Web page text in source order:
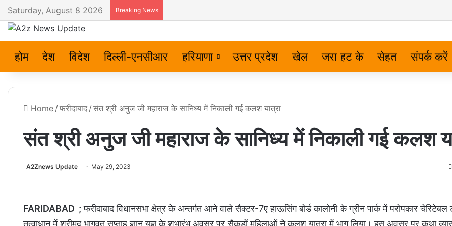
Saturday, August 8 2026 Breaking News
होम देश विदेश दिल्ली-एनसीआर हरियाणा उत्तर प्रदेश खेल जरा हट के सेहत संपर्क करें
Home / फरीदाबाद / संत श्री अनुज जी महाराज के सानिध्य में निकाली गई कलश यात्रा
संत श्री अनुज जी महाराज के सानिध्य में निकाली गई कलश
A2Znews Update May 29, 2023
FARIDABAD ;फरीदाबाद विधानसभा क्षेत्र के अन्तर्गत आने वाले सैक्टर-7ए हाऊसिंग बोर्ड कालोनी के ग्रीन पार्क में परोपकार
तत्वाधान में श्रीमद् भागवत सप्ताह ज्ञान यज्ञ के शुभारंभ अवसर पर सैकड़ों महिलाओं ने कलश यात्रा में भाग लिया। इस अवसर पर कथा